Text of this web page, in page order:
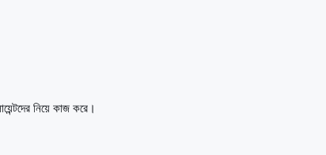
নিয়ে কাজ করে।